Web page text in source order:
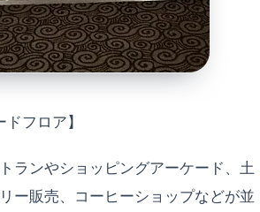
ドフロア】
ランやショッピングアーケード、土
ー販売、コーヒーショップなどが並